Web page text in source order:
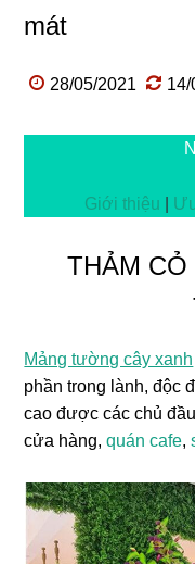
mát
28/05/2021 14/
Giới thiệu
THẢM
Mảng tường cây xanh
phần trong lành, độc
cao được các chủ
cửa hàng,quán cafe,